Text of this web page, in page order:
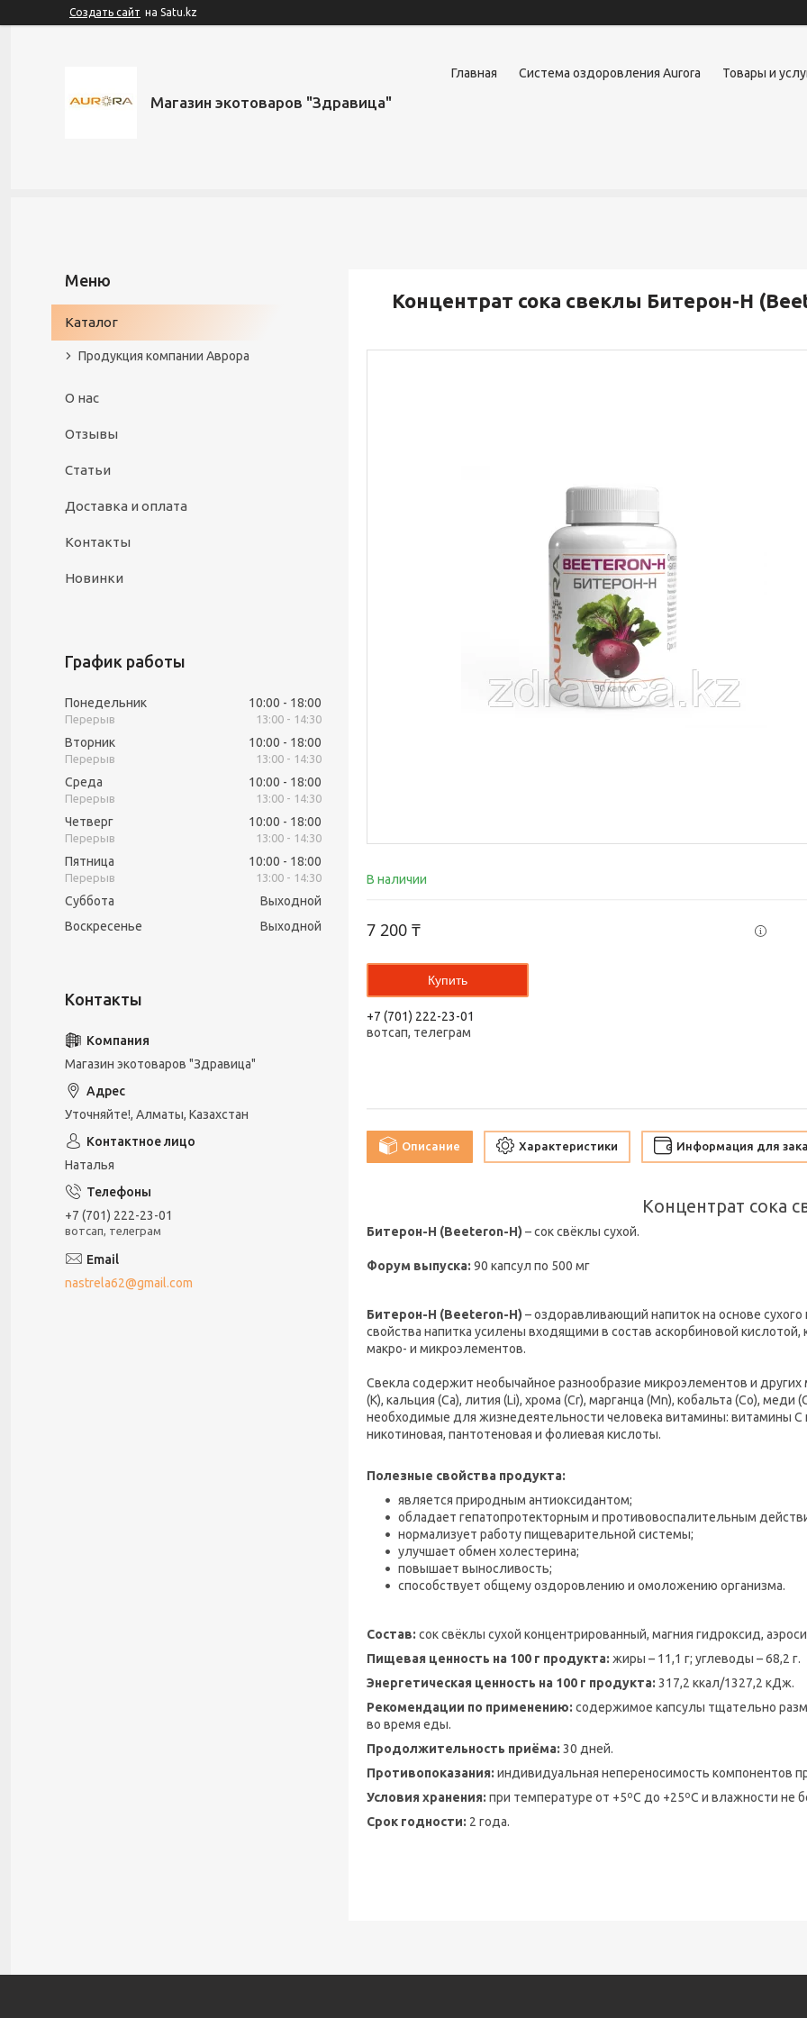
Создать сайт на Satu.kz
Магазин экотоваров "Здравица"
Главная Система оздоровления Aurora Товары и
Концентрат сока свеклы Битерон-Н
В наличии
7 200 ₸
Купить
+7 (701) 222-23-01
вотсап, телеграм
Описание Характеристики Информация для
Концентрат сока
Битерон-H (Beeteron-H) – сок свёклы сухой.
Форум выпуска: 90 капсул по 500 мг
Битерон-H (Beeteron-H) – оздоравливающий напиток на основе
свойства напитка усилены входящими в состав аскорбиновой
макро- и микроэлементов.
Свекла содержит необычайное разнообразие микроэлементов и других
(К), кальция (Са), лития (Li), хрома (Cr), марганца (Мn), кобальта (Со), меди
необходимые для жизнедеятельности человека витамины: витамины С
никотиновая, пантотеновая и фолиевая кислоты.
Полезные свойства продукта:
является природным антиоксидантом;
обладает гепатопротекторным и противовоспалительным
нормализует работу пищеварительной системы;
улучшает обмен холестерина;
повышает выносливость;
способствует общему оздоровлению и омоложению организма.
Состав: сок свёклы сухой концентрированный, магния гидроксид,
Пищевая ценность на 100 г продукта: жиры – 11,1 г; углеводы – 68,2 г.
Энергетическая ценность на 100 г продукта: 317,2 ккал/1327,2 кДж.
Рекомендации по применению: содержимое капсулы тщательно
во время еды.
Продолжительность приёма: 30 дней.
Противопоказания: индивидуальная непереносимость компонентов
Условия хранения: при температуре от +5ºС до +25ºС и влажности не
Срок годности: 2 года.
Каталог
Продукция компании Аврора
О нас
Отзывы
Статьи
Доставка и оплата
Контакты
Новинки
График работы
Понедельник 10:00 18:00
13:00 14:30
Вторник 10:00 18:00
13:00 14:30
Среда 10:00 18:00
13:00 14:30
Четверг 10:00 18:00
13:00 14:30
Пятница 10:00 18:00
13:00 14:30
Суббота
Выходной
Воскресенье
Выходной
Магазин экотоваров "Здравица"
Уточняйте!, Алматы, Казахстан
Наталья
+7 (701) 222-23-01
вотсап, телеграм
nastrela62@gmail.com